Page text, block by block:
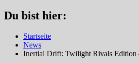
Du bist hier:
Startseite
News
Inertial Drift: Twilight Rivals Edition